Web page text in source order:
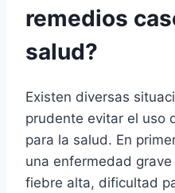
remedios
salud?
Existen diversas
prudente evitar el uso
para la salud. En
una enfermedad
fiebre alta, dificultad